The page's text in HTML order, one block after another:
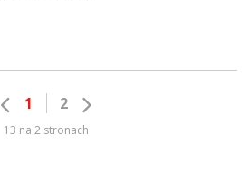
1 2
13 na 2 stronach